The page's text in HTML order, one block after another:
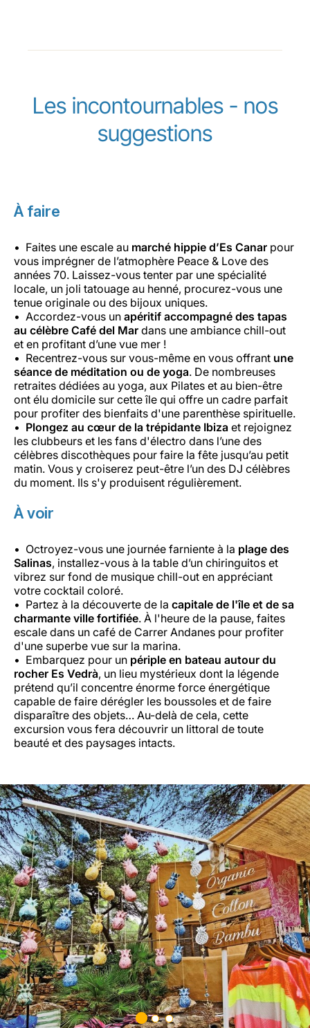
Les incontournables - nos
suggestions
À faire
Faites une escale au marché hippie d’Es Canar pour
vous imprégner de l’atmophère Peace & Love des
années 70. Laissez-vous tenter par une spécialité
locale, un joli tatouage au henné, procurez-vous une
tenue originale ou des bijoux uniques.
Accordez-vous un apéritif accompagné des tapas
au célèbre Café del Mar dans une ambiance chill-out
et en profitant d’une vue mer !
Recentrez-vous sur vous-même en vous offrant une
séance de méditation ou de yoga. De nombreuses
retraites dédiées au yoga, aux Pilates et au bien-être
ont élu domicile sur cette île qui offre un cadre parfait
pour profiter des bienfaits d'une parenthèse spirituelle.
Plongez au cœur de la trépidante Ibiza et rejoignez
les clubbeurs et les fans d'électro dans l’une des
célèbres discothèques pour faire la fête jusqu’au petit
matin. Vous y croiserez peut-être l’un des DJ célèbres
du moment. Ils s'y produisent régulièrement.
À voir
Octroyez-vous une journée farniente à la plage des
Salinas, installez-vous à la table d’un chiringuitos et
vibrez sur fond de musique chill-out en appréciant
votre cocktail coloré.
Partez à la découverte de la capitale de l'île et de sa
charmante ville fortifiée. À l'heure de la pause, faites
escale dans un café de Carrer Andanes pour profiter
d'une superbe vue sur la marina.
Embarquez pour un périple en bateau autour du
rocher Es Vedrà, un lieu mystérieux dont la légende
prétend qu’il concentre énorme force énergétique
capable de faire dérégler les boussoles et de faire
disparaître des objets… Au-delà de cela, cette
excursion vous fera découvrir un littoral de toute
beauté et des paysages intacts.